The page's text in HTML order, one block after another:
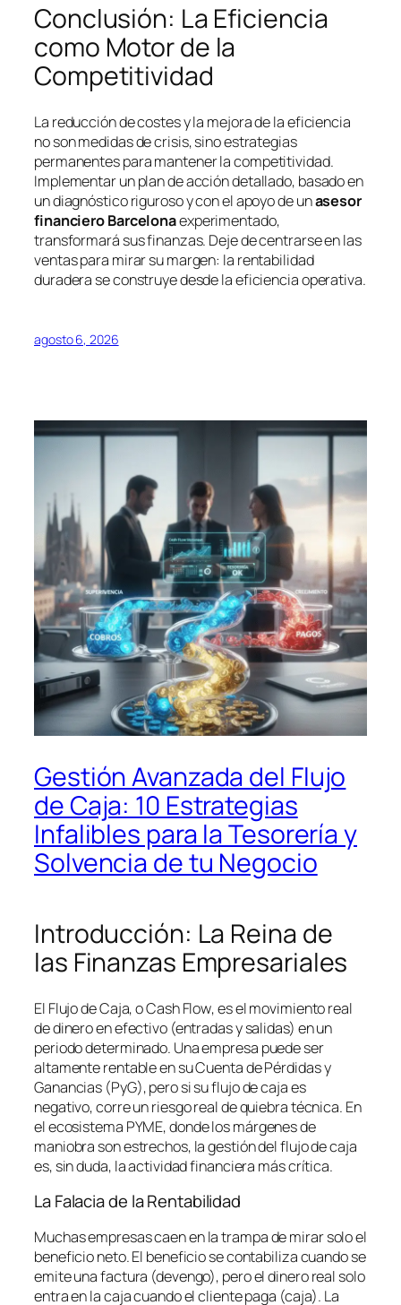
Conclusión: La Eficiencia
como Motor de la
Competitividad
La reducción de costes y la mejora de la eficiencia
no son medidas de crisis, sino estrategias
permanentes para mantener la competitividad.
Implementar un plan de acción detallado, basado en
un diagnóstico riguroso y con el apoyo de unasesor
financiero Barcelonaexperimentado,
transformará sus finanzas. Deje de centrarse en las
ventas para mirar su margen: la rentabilidad
duradera se construye desde la eficiencia operativa.
agosto 6, 2026
Gestión Avanzada del Flujo
de Caja: 10 Estrategias
Infalibles para la Tesorería y
Solvencia de tu Negocio
Introducción: La Reina de
las Finanzas Empresariales
El Flujo de Caja, oCash Flow, es el movimiento real
de dinero en efectivo (entradas y salidas) en un
periodo determinado. Una empresa puede ser
altamente rentable en su Cuenta de Pérdidas y
Ganancias (PyG), pero si su flujo de caja es
negativo, corre un riesgo real de quiebra técnica. En
el ecosistema PYME, donde los márgenes de
maniobra son estrechos, la gestión del flujo de caja
es, sin duda, la actividad financiera más crítica.
La Falacia de la Rentabilidad
Muchas empresas caen en la trampa de mirar solo el
beneficio neto. El beneficio se contabiliza cuando se
emite una factura (devengo), pero el dinero real solo
entra en la caja cuando el cliente paga (caja). La